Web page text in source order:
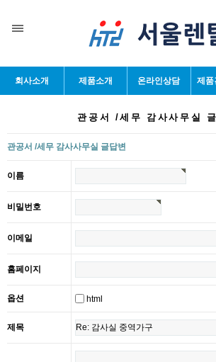
회사소개 제품소개 온라인상담 제품
관공서 /세무 감사사무실
관공서 /세무 감사사무실 글답변
이름
비밀번호
이메일
홈페이지
옵션 html
제목